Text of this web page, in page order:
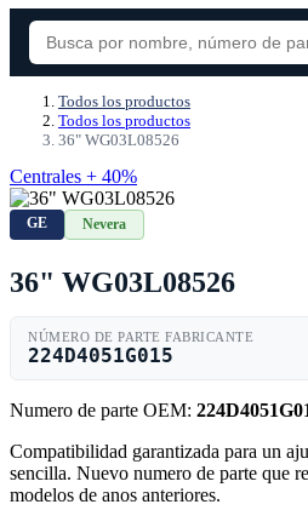
Todos los productos
Todos los productos
36" WG03L08526
Centrales + 40%
GE Nevera
36" WG03L08526
NÚMERO DE PARTE FABRICANTE
224D4051G015
Numero de parte OEM:
Compatibilidad garantizada para un
sencilla. Nuevo numero de parte que
modelos de anos anteriores.